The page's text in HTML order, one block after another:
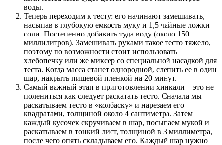
воды.
Теперь переходим к тесту: его начинают замешивать,
насыпав в глубокую емкость муку и 1,5 чайные ложки
соли. Постепенно добавить туда воду (около 150
миллилитров). Замешивать руками такое тесто тяжело,
поэтому по возможности стоит использовать
хлебопечку или же миксер со специальной насадкой для
теста. Когда масса станет однородной, слепить ее в один
шар, накрыть пищевой пленкой на 20 минут.
Самый важный этап в приготовлении хинкали – это не
полениться как следует раскатать тесто. Сначала мы
раскатываем тесто в «колбаску» и нарезаем его
квадратами, толщиной около 4 сантиметра. Затем
каждый кусочек скручиваем в шар, посыпаем мукой и
раскатываем в тонкий лист, толщиной в 3 миллиметра,
после чего опять складываем его. Каждый шар нужно